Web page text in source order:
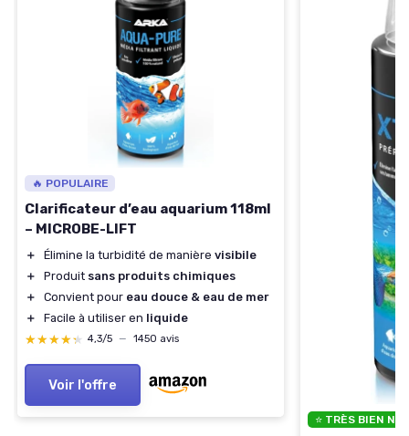
🔥 POPULAIRE
Clarificateur d’eau aquarium 118ml
– MICROBE-LIFT
＋ Élimine la turbidité de manière visibile
＋
Produit sans produits chimiques
＋
Convient pour eau douce & eau de mer
＋
Facile à utiliser en liquide
★★★★★
★★★★★ 4,3/5 — 1450 avis
Voir l'offre
⭐ TRÈS BIEN